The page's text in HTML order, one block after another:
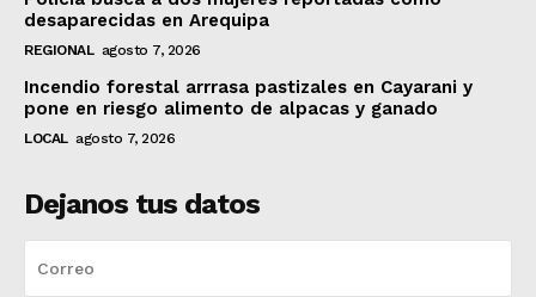
desaparecidas en Arequipa
REGIONAL agosto 7, 2026
Incendio forestal arrrasa pastizales en Cayarani y
pone en riesgo alimento de alpacas y ganado
LOCAL agosto 7, 2026
Dejanos tus datos